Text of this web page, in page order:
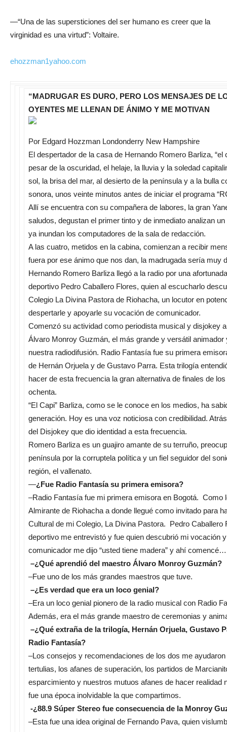
—“Una de las supersticiones del ser humano es creer que la
virginidad es una virtud”: Voltaire.
ehozzman1yahoo.com
“MADRUGAR ES DURO, PERO LOS MENSAJES DE
OYENTES ME LLENAN DE ÁNIMO Y ME MOTIVAN
Por Edgard Hozzman Londonderry New Hampshire
El despertador de la casa de Hernando Romero Barliza, “el
pesar de la oscuridad, el helaje, la lluvia y la soledad
sol, la brisa del mar, al desierto de la península y a la bulla
sonora, unos veinte minutos antes de iniciar el programa
Allí se encuentra con su compañera de labores, la gran
saludos, degustan el primer tinto y de inmediato analizan
ya inundan los computadores de la sala de redacción.
A las cuatro, metidos en la cabina, comienzan a recibir
fuera por ese ánimo que nos dan, la madrugada sería muy
Hernando Romero Barliza llegó a la radio por una
deportivo Pedro Caballero Flores, quien al escucharlo
Colegio La Divina Pastora de Riohacha, un locutor en
despertarle y apoyarle su vocación de comunicador.
Comenzó su actividad como periodista musical y disjokey
Álvaro Monroy Guzmán, el más grande y versátil
nuestra radiodifusión. Radio Fantasía fue su primera
de Hernán Orjuela y de Gustavo Parra. Esta trilogía
hacer de esta frecuencia la gran alternativa de finales de
ochenta.
“El Capi” Barliza, como se le conoce en los medios, ha
generación. Hoy es una voz noticiosa con credibilidad.
del Disjokey que dio identidad a esta frecuencia.
Romero Barliza es un guajiro amante de su terruño,
península por la corruptela política y un fiel seguidor del
región, el vallenato.
—¿Fue Radio Fantasía su primera emisora?
–Radio Fantasía fue mi primera emisora en Bogotá. Como
Almirante de Riohacha a donde llegué como invitado para
Cultural de mi Colegio, La Divina Pastora. Pedro Caballero
deportivo me entrevistó y fue quien descubrió mi vocación
comunicador me dijo “usted tiene madera” y ahí comencé…
–¿Qué aprendió del maestro Álvaro Monroy Guzmán?
–Fue uno de los más grandes maestros que tuve.
–¿Es verdad que era un loco genial?
–Era un loco genial pionero de la radio musical con Radio
Además, era el más grande maestro de ceremonias y
–¿Qué extraña de la trilogía, Hernán Orjuela, Gustavo
Radio Fantasía?
–Los consejos y recomendaciones de los dos me
tertulias, los afanes de superación, los partidos de
esparcimiento y nuestros mutuos afanes de hacer realidad
fue una época inolvidable la que compartimos.
-¿88.9 Súper Stereo fue consecuencia de la Monroy
–Esta fue una idea original de Fernando Pava, quien